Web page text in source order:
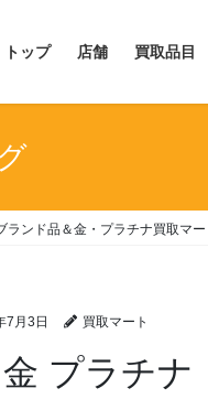
トップ 店舗 買取品目
ンド品＆金・プラチナ買取マ
7月3日 買取マート
プラチ